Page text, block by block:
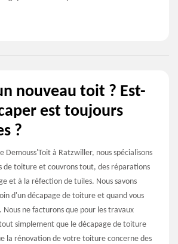
nouveau toit ? Est-
est toujours
?
Demouss'Toit à Ratzwiller, nous spécialisons
de toiture et couvrons tout, des réparations
et à la réfection de tuiles. Nous savons
d'un décapage de toiture et quand vous
Nous ne facturons que pour les travaux
simplement que le décapage de toiture
la rénovation de votre toiture concerne des